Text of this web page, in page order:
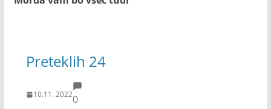
Preteklih 24
10.11. 20220